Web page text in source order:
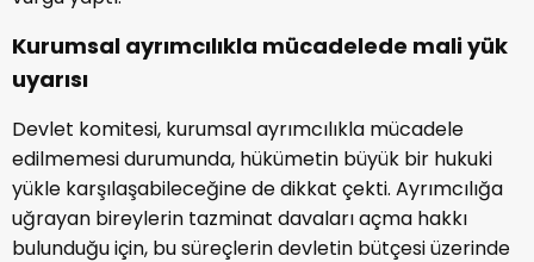
Kurumsal ayrımcılıkla mücadelede mali yük
uyarısı
Devlet komitesi, kurumsal ayrımcılıkla mücadele
edilmemesi durumunda, hükümetin büyük bir hukuki
yükle karşılaşabileceğine de dikkat çekti. Ayrımcılığa
uğrayan bireylerin tazminat davaları açma hakkı
bulunduğu için, bu süreçlerin devletin bütçesi üzerinde